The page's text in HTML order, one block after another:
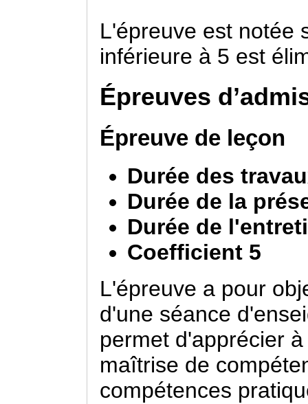
L'épreuve est notée
inférieure à 5 est
Épreuves
Épreuve de leçon
Durée des
Durée de la
Durée de
Coefficient 5
L'épreuve a pour
d'une séance
permet d'apprécier
maîtrise de
compétences